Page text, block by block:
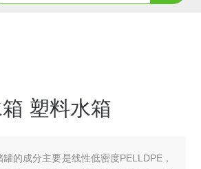
塑料水箱
的成分主要是线性低密度PELLDPE，